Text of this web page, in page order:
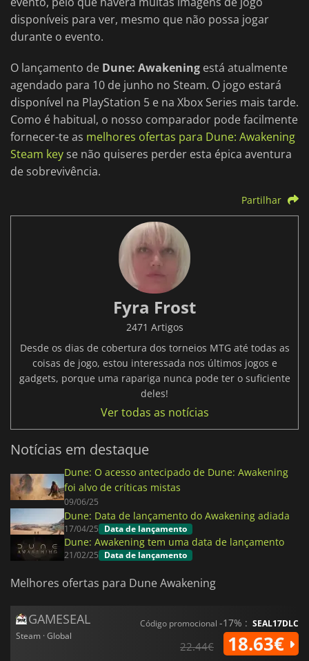
disponíveis para ver, mesmo que não possa jogar
durante o evento.
O lançamento de Dune: Awakening está atualmente
agendado para 10 de junho no Steam. O jogo estará
disponível na PlayStation 5 e na Xbox Series mais tarde.
Como é habitual, o nosso comparador pode facilmente
fornecer-te as melhores ofertas para Dune: Awakening
Steam key se não quiseres perder esta épica aventura
de sobrevivência.
Partilhar
Fyra Frost
2471 Artigos
Desde os dias de cobertura dos torneios MTG até todas as
coisas de jogo, estou interessada nos últimos jogos e
gadgets, porque uma rapariga nunca pode ter o suficiente
deles!
Ver todas as notícias
Notícias em destaque
Dune: O acesso antecipado de Dune: Awakening
foi alvo de críticas mistas
09/06/25
Dune: Data de lançamento do Awakening adiada
17/04/25 Data de lançamento
Dune: Awakening tem uma data de lançamento
21/02/25 Data de lançamento
Melhores ofertas para Dune Awakening
GAMESEAL
Steam · Global
Código promocional -17% : SEAL17DLC
22.44€ 18.63€